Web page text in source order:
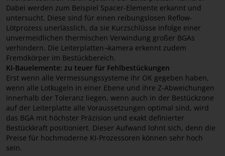
Dabei werden zum Beispiel Spacer-Elemente erkannt und
untersucht. Diese sind für einen reibungslosen Reflow-
Lötprozess unerlässlich, da sie Kurzschlüsse infolge einer
unvermeidlichen thermischen Verwindung großer BGAs
verhindern. Die Leiterplatten¬kamera erkennt zudem
Fremdkörper im Bestückbereich.
KI-Bauelemente: zu teuer für Fehlbestückungen
Erst wenn alle Vermessungssysteme ihr OK gegeben haben,
wenn alle Lotkugeln in einer Ebene und ihre Z-Abweichungen
innerhalb der Toleranz liegen, wenn auch in der Bestückzone
auf der Leiterplatte alle Voraussetzungen optimal sind, wird
das BGA mit höchster Präzision und exakt definierter
Bestückkraft positioniert. Dieser Aufwand lohnt sich, denn die
Preise für hochmoderne KI-Prozessoren können sehr hoch
sein.